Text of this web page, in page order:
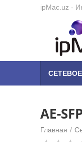
ipMac.uz -
AE-
Главная /